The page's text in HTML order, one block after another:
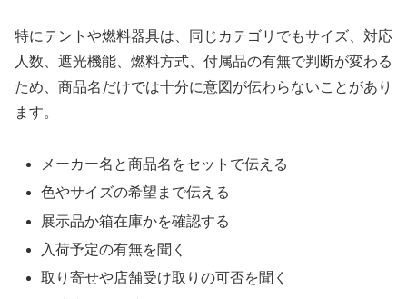
特にテントや燃料器具は、同じカテゴリでもサイズ、対応
人数、遮光機能、燃料方式、付属品の有無で判断が変わる
ため、商品名だけでは十分に意図が伝わらないことがあり
ます。
メーカー名と商品名をセットで伝える
色やサイズの希望まで伝える
展示品か箱在庫かを確認する
入荷予定の有無を聞く
取り寄せや店舗受け取りの可否を聞く